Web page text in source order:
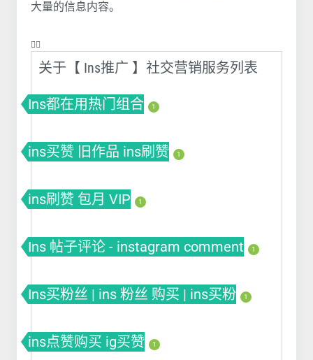
大量的信息内容。
❤️‍🔥
关于【 Ins推广 】社交营销服务列表
Ins都在用热门组合 1
ins买赞 旧作品 ins刷赞 1
ins刷赞 包月 VIP 1
Ins 帖子评论 - instagram comment 1
Ins买粉丝 | ins 粉丝 购买 | ins买粉 1
ins点赞购买 ig买赞 1